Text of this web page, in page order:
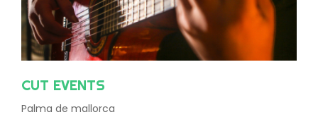
CUT EVENTS
Palma de mallorca